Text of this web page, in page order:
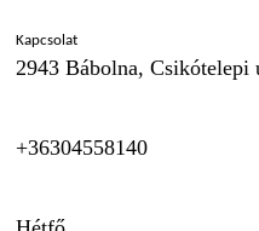
Kapcsolat
2943 Bábolna, Csikótelepi
+36304558140